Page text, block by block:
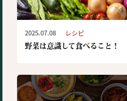
2025.07.08 レシピ
野菜は意識して食べること！